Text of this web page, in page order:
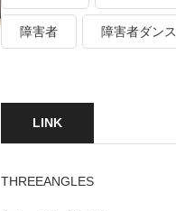
障害者 障害者ダンス
LINK
THREEANGLES